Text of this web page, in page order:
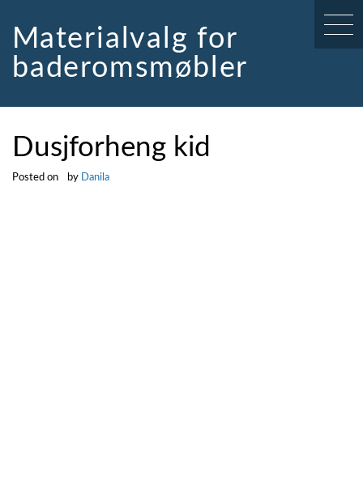
contentMaterialvalg for
baderomsmøbler
Dusjforheng kid
Posted on by Danila